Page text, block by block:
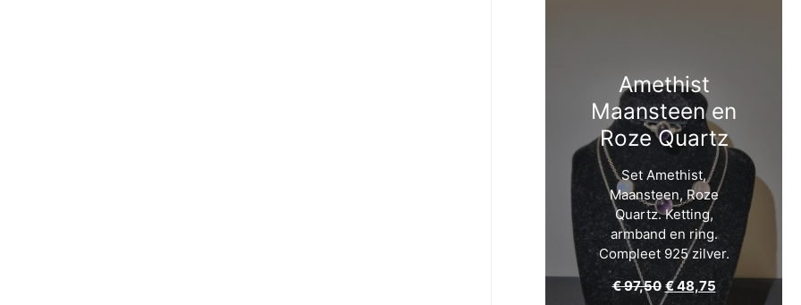
Amethist
Maansteen en
Roze Quartz
Set Amethist,
Maansteen, Roze
Quartz. Ketting,
armband en ring.
Compleet 925 zilver.
€97,50 €48,75